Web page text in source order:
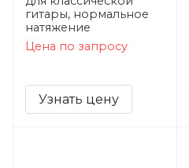
гитары, нормальное
натяжение
Цена по запросу
Узнать цену